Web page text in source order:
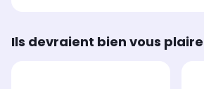
Ils devraient bien vous plaire